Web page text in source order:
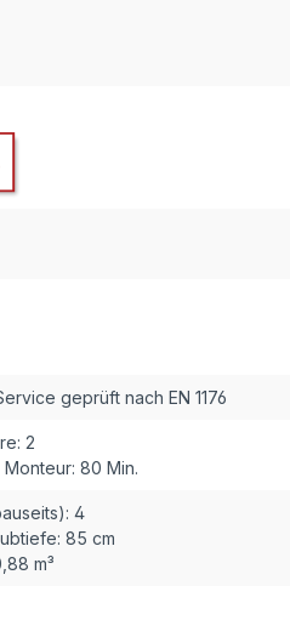
geprüft nach EN 1176
2
80 Min.
4
85 cm
m³